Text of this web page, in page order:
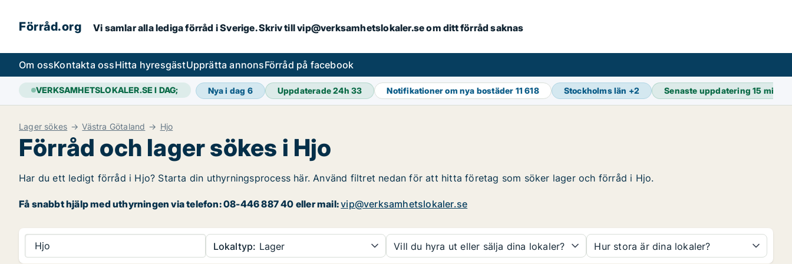
Förråd.org Vi samlar alla lediga förråd i Sverige. Skriv till vip@verksamhetslokaler.se om ditt förråd saknas
Om ossKontakta ossHitta hyresgästUpprätta annonsFörråd på facebook
VERKSAMHETSLOKALER.SE I DAG; Nya i dag 6 Uppdaterade 24h33 Notifikationer om nya bostäder 11 618 Stockholms län +2 Senaste uppdatering15 min
Lager sökes Västra Götaland Hjo
Förråd och lager sökes i Hjo
Har du ett ledigt förråd i Hjo? Starta din uthyrningsprocess här. Använd filtret nedan för att hitta företag som söker lager och förråd i Hjo.
Få snabbt hjälp med uthyrningen via telefon: 08-446 887 40 eller mail:vip@verksamhetslokaler.se
Hjo Lokaltyp: Lager Vill du hyra ut eller sälja dina lokaler? Hur stora är dina lokaler?